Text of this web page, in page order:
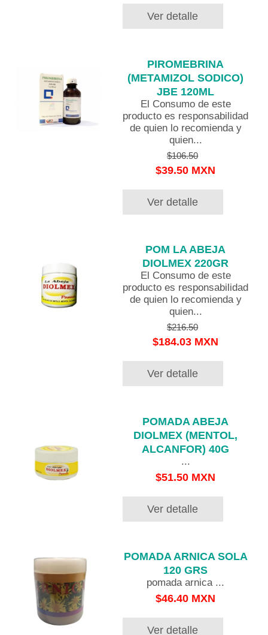
Ver detalle
PIROMEBRINA
(METAMIZOL SODICO)
JBE 120ML
El Consumo de este
producto es responsabilidad
de quien lo recomienda y
quien...
$106.50
$39.50 MXN
Ver detalle
POM LA ABEJA
DIOLMEX 220GR
El Consumo de este
producto es responsabilidad
de quien lo recomienda y
quien...
$216.50
$184.03 MXN
Ver detalle
POMADA ABEJA
DIOLMEX (MENTOL,
ALCANFOR) 40G
...
$51.50 MXN
Ver detalle
POMADA ARNICA SOLA
120 GRS
pomada arnica ...
$46.40 MXN
Ver detalle